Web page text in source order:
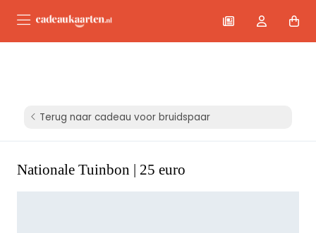
Terug naar cadeau voor bruidspaar
Nationale Tuinbon | 25 euro